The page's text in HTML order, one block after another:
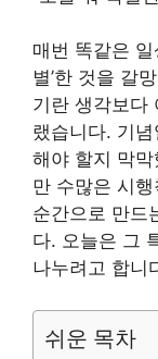
매번 똑같은
별’한 것을 갈
기란 생각보다
랬습니다. 기
해야 할지 막
만 수많은 시
순간으로 만드
다. 오늘은 그
나누려고 합니
쉬운 목차